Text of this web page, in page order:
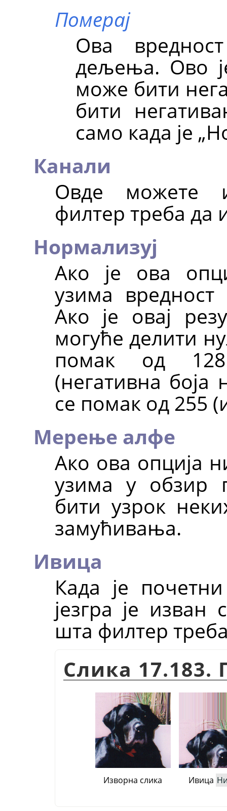
Померај
Ова
дељења. Ово
може бити
бити
само када је
Канали
Овде можете
филтер треба да
Нормализуј
Ако је ова
узима вредност
Ако је овај
могуће делити
помак од
(негативна боја
се помак од 255
Мерење алфе
Ако ова опција
узима у обзир
бити узрок
замућивања.
Ивица
Када је
језгра је
шта филтер
Слика
Изворна слика Ивица